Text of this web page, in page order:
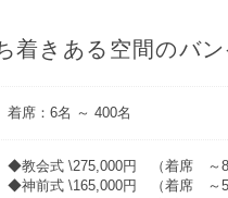
着きある空間のバン
着席：6名 ～ 400名
◆教会式 \275,000円 （着席 ～
◆神前式 \165,000円 （着席 ～